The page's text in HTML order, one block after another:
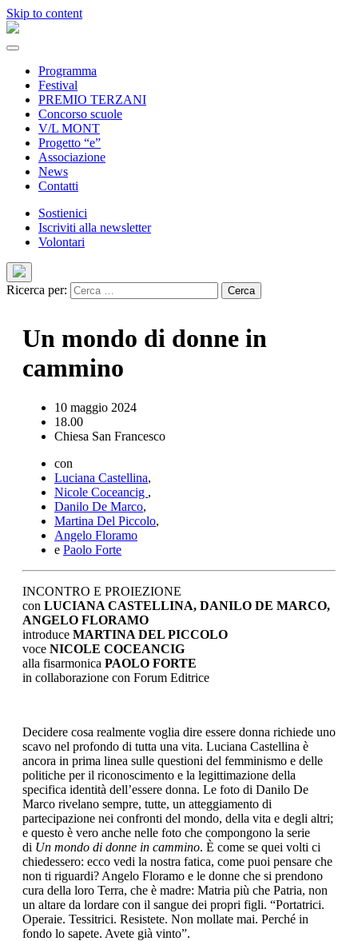
Skip to content
Programma
Festival
PREMIO TERZANI
Concorso scuole
V/L MONT
Progetto “e”
Associazione
News
Contatti
Sostienici
Iscriviti alla newsletter
Volontari
Ricerca per:
Un mondo di donne in
cammino
10 maggio 2024
18.00
Chiesa San Francesco
con
Luciana Castellina,
Nicole Coceancig ,
Danilo De Marco,
Martina Del Piccolo,
Angelo Floramo
e Paolo Forte
INCONTRO E PROIEZIONE
con LUCIANA CASTELLINA, DANILO DE MARCO,
ANGELO FLORAMO
introduce MARTINA DEL PICCOLO
voce NICOLE COCEANCIG
alla fisarmonica PAOLO FORTE
in collaborazione con Forum Editrice
Decidere cosa realmente voglia dire essere donna richiede uno
scavo nel profondo di tutta una vita. Luciana Castellina è
ancora in prima linea sulle questioni del femminismo e delle
politiche per il riconoscimento e la legittimazione della
specifica identità dell’essere donna. Le foto di Danilo De
Marco rivelano sempre, tutte, un atteggiamento di
partecipazione nei confronti del mondo, della vita e degli altri;
e questo è vero anche nelle foto che compongono la serie
di Un mondo di donne in cammino. È come se quei volti ci
chiedessero: ecco vedi la nostra fatica, come puoi pensare che
non ti riguardi? Angelo Floramo e le donne che si prendono
cura della loro Terra, che è madre: Matria più che Patria, non
un altare da lordare con il sangue dei propri figli. “Portatrici.
Operaie. Tessitrici. Resistete. Non mollate mai. Perché in
fondo lo sapete. Avete già vinto”.